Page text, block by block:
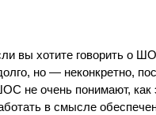
вы хотите говорить о
но — неконкретно,
не очень понимают, как
в смысле